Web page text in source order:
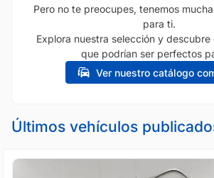
Pero no te preocupes, tenemos
para ti.
Explora nuestra selección y descubre
que podrían ser perfectos
Ver nuestro catálogo
Últimos vehículos